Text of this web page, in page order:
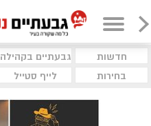
חדשות גבעתיים בקהילה
בחירות
לייף סטייל